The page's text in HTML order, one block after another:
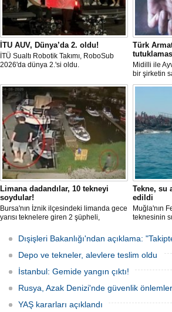
İTU AUV, Dünya’da 2. oldu!
İTÜ Sualtı Robotik Takımı, RoboSub
2026'da dünya 2.'si oldu.
Türk
Midilli ile
bir şirketin
Limana dadandılar, 10 tekneyi
soydular!
Bursa'nın İznik ilçesindeki limanda gece
yarısı teknelere giren 2 şüpheli,
çaldı. Olay, güvenlik kameralarına
yansıdı, tekne sahiplerinin ihbarıyla
jandarma inceleme başlattı.
Tekne, su
edildi
Muğla'nın
teknesinin
teknenin
kurtarma
Dışişleri Bakanlığı'ndan açıklama:
Depo ve tekneler, alevlere teslim oldu
İstanbul: Gemide yangın çıktı!
Rusya, Azak Denizi'nde güvenlik
YAŞ kararları açıklandı